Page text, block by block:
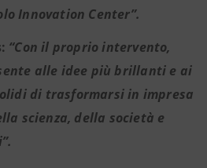
Innovation Center”.
“Con il proprio intervento,
alle idee più brillanti e ai
di trasformarsi in impresa
scienza, della società e